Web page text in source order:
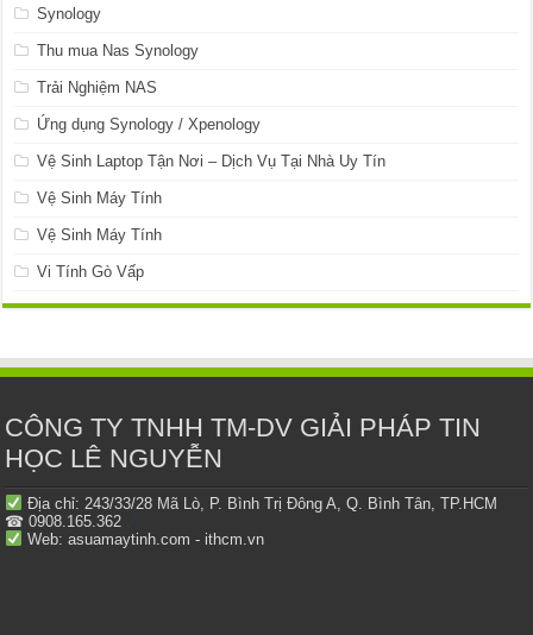
Synology
Thu mua Nas Synology
Trải Nghiệm NAS
Ứng dụng Synology / Xpenology
Vệ Sinh Laptop Tận Nơi – Dịch Vụ Tại Nhà Uy Tín
Vệ Sinh Máy Tính
Vệ Sinh Máy Tính
Vi Tính Gò Vấp
CÔNG TY TNHH TM-DV GIẢI PHÁP TIN
HỌC LÊ NGUYỄN
Địa chỉ: 243/33/28 Mã Lò, P. Bình Trị Đông A, Q. Bình Tân, TP.HCM
☎ 0908.165.362
Web: asuamaytinh.com - ithcm.vn